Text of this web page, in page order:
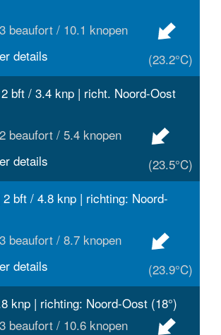
beaufort / 10.1 knopen
(23.2°C)
details
bft / 3.4 knp | richt. Noord-Oost
beaufort / 5.4 knopen
(23.5°C)
details
2 bft / 4.8 knp | richting: Noord-
beaufort / 8.7 knopen
(23.9°C)
details
knp | richting: Noord-Oost (18°)
beaufort / 10.6 knopen